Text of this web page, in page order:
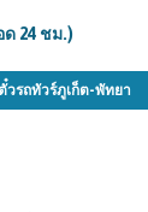
ด 24 ชม.)
วรถทัวร์ภูเก็ต-พัทยา